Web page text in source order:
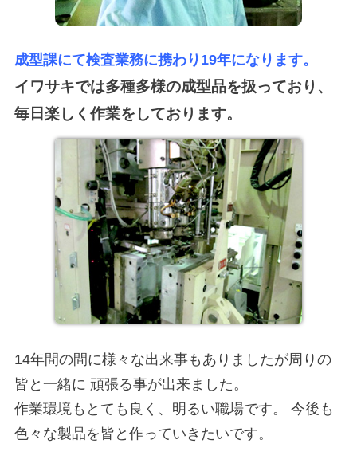
成型課にて検査業務に携わり19年になります。
イワサキでは多種多様の成型品を扱っており、
毎日楽しく作業をしております。
14年間の間に様々な出来事もありましたが周りの
皆と一緒に 頑張る事が出来ました。
作業環境もとても良く、明るい職場です。 今後も
色々な製品を皆と作っていきたいです。